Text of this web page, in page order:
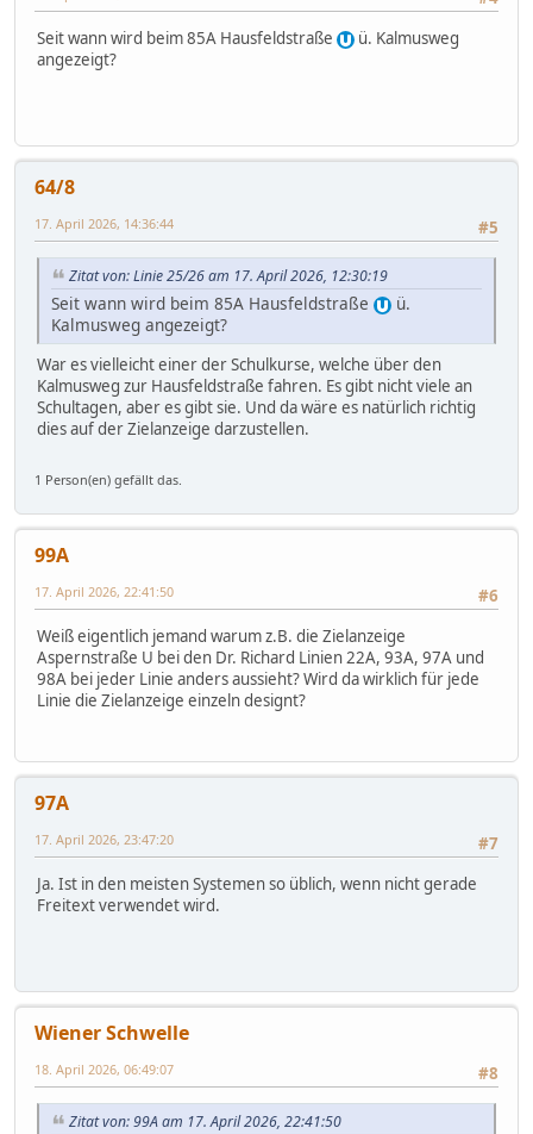
Seit wann wird beim 85A Hausfeldstraße
ü. Kalmusweg
angezeigt?
64/8
#5
17. April 2026, 14:36:44
Zitat von: Linie 25/26 am 17. April 2026, 12:30:19
Seit wann wird beim 85A Hausfeldstraße
ü.
Kalmusweg angezeigt?
War es vielleicht einer der Schulkurse, welche über den
Kalmusweg zur Hausfeldstraße fahren. Es gibt nicht viele an
Schultagen, aber es gibt sie. Und da wäre es natürlich richtig
dies auf der Zielanzeige darzustellen.
1 Person(en) gefällt das.
99A
#6
17. April 2026, 22:41:50
Weiß eigentlich jemand warum z.B. die Zielanzeige
Aspernstraße U bei den Dr. Richard Linien 22A, 93A, 97A und
98A bei jeder Linie anders aussieht? Wird da wirklich für jede
Linie die Zielanzeige einzeln designt?
97A
#7
17. April 2026, 23:47:20
Ja. Ist in den meisten Systemen so üblich, wenn nicht gerade
Freitext verwendet wird.
Wiener Schwelle
#8
18. April 2026, 06:49:07
Zitat von: 99A am 17. April 2026, 22:41:50